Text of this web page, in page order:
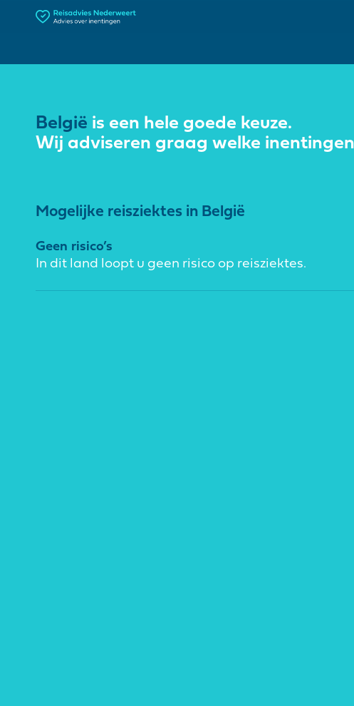
België is een hele goede keuze.
Wij adviseren graag welke
Mogelijke reisziektes in België
Geen risico’s
In dit land loopt u geen risico op reisziektes.